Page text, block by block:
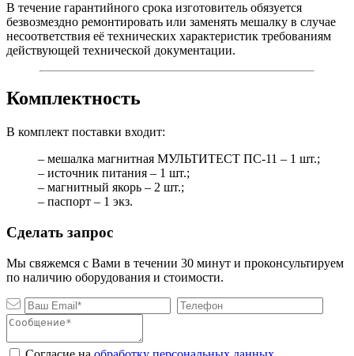
В течение гарантийного срока изготовитель обязуется
безвозмездно ремонтировать или заменять мешалку в случае
несоответствия её технических характеристик требованиям
действующей технической документации.
Комплектность
В комплект поставки входит:
– мешалка магнитная МУЛЬТИТЕСТ ПС-11 – 1 шт.;
– источник питания – 1 шт.;
– магнитный якорь – 2 шт.;
– паспорт – 1 экз.
Сделать запрос
Мы свяжемся с Вами в течении 30 минут и проконсультируем
по наличию оборудования и стоимости.